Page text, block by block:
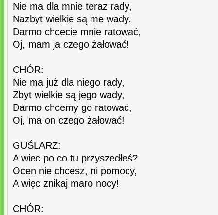
Nie ma dla mnie teraz rady,
Nazbyt wielkie są me wady.
Darmo chcecie mnie ratować,
Oj, mam ja czego żałować!
CHÓR:
Nie ma już dla niego rady,
Zbyt wielkie są jego wady,
Darmo chcemy go ratować,
Oj, ma on czego żałować!
GUŚLARZ:
A wiec po co tu przyszedłeś?
Ocen nie chcesz, ni pomocy,
A więc znikaj maro nocy!
CHÓR: